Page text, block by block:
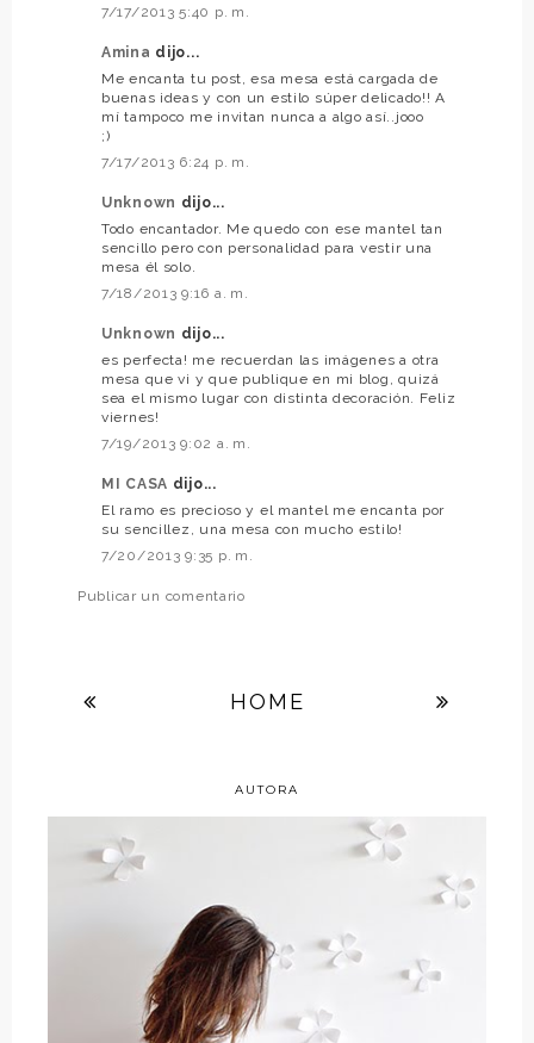
7/17/2013 5:40 p. m.
Amina dijo...
Me encanta tu post, esa mesa está cargada de
buenas ideas y con un estilo súper delicado!! A
mí tampoco me invitan nunca a algo así..jooo
;)
7/17/2013 6:24 p. m.
Unknown dijo...
Todo encantador. Me quedo con ese mantel tan
sencillo pero con personalidad para vestir una
mesa él solo.
7/18/2013 9:16 a. m.
Unknown dijo...
es perfecta! me recuerdan las imágenes a otra
mesa que vi y que publique en mi blog, quizá
sea el mismo lugar con distinta decoración. Feliz
viernes!
7/19/2013 9:02 a. m.
MI CASA dijo...
El ramo es precioso y el mantel me encanta por
su sencillez, una mesa con mucho estilo!
7/20/2013 9:35 p. m.
Publicar un comentario
HOME
AUTORA